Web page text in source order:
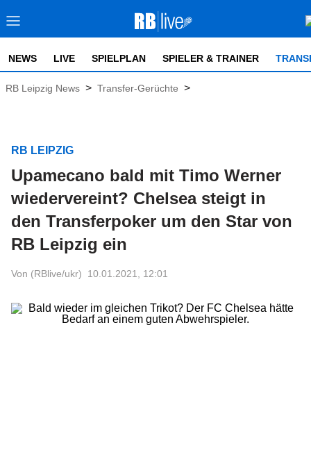
NEWS LIVE SPIELPLAN SPIELER & TRAINER
RB Leipzig News > Transfer-Gerüchte >
RB LEIPZIG
Upamecano bald mit Timo Werner
wiedervereint? Chelsea steigt in
den Transferpoker um den Star von
RB Leipzig ein
Von (RBlive/ukr) 10.01.2021, 12:01